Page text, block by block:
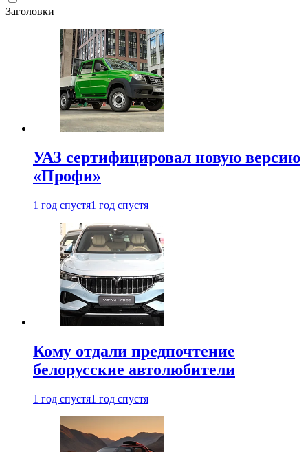
Заголовки
УАЗ сертифицировал новую версию
«Профи»
1 год спустя1 год спустя
Кому отдали предпочтение
белорусские автолюбители
1 год спустя1 год спустя